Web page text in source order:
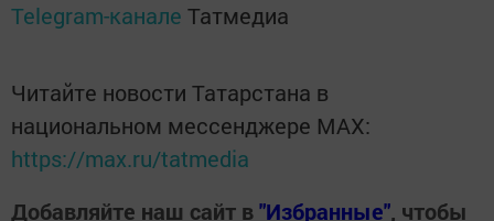
Telegram-канале Татмедиа
Читайте новости Татарстана в
национальном мессенджере MАХ:
https://max.ru/tatmedia
Добавляйте наш сайт в"Избранные", чтобы